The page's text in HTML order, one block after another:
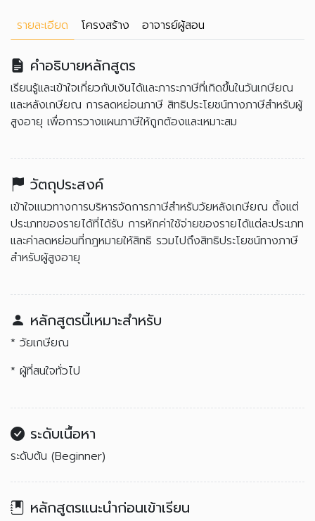
รายละเอียด โครงสร้าง อาจารย์ผู้สอน
คำอธิบายหลักสูตร
เรียนรู้และเข้าใจเกี่ยวกับเงินได้และภาระภาษีที่เกิดขึ้นในวันเกษียณ
และหลังเกษียณ การลดหย่อนภาษี สิทธิประโยชน์ทางภาษีสำหรับผู้
สูงอายุ เพื่อการวางแผนภาษีให้ถูกต้องและเหมาะสม
วัตถุประสงค์
เข้าใจแนวทางการบริหารจัดการภาษีสำหรับวัยหลังเกษียณ ตั้งแต่
ประเภทของรายได้ที่ได้รับ การหักค่าใช้จ่ายของรายได้แต่ละประเภท
และค่าลดหย่อนที่กฎหมายให้สิทธิ รวมไปถึงสิทธิประโยชน์ทางภาษี
สำหรับผู้สูงอายุ
หลักสูตรนี้เหมาะสำหรับ
* วัยเกษียณ
* ผู้ที่สนใจทั่วไป
ระดับเนื้อหา
ระดับต้น (Beginner)
หลักสูตรแนะนำก่อนเข้าเรียน